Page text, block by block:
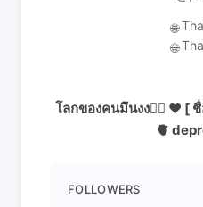
🌐
🌐
โลกของคนมึนงง😵‍💫 ❤️
🫀
FOLLOWERS